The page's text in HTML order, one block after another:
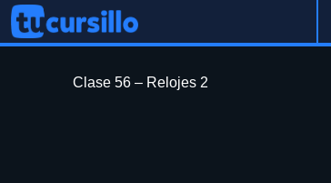
Clase 56 – Relojes 2